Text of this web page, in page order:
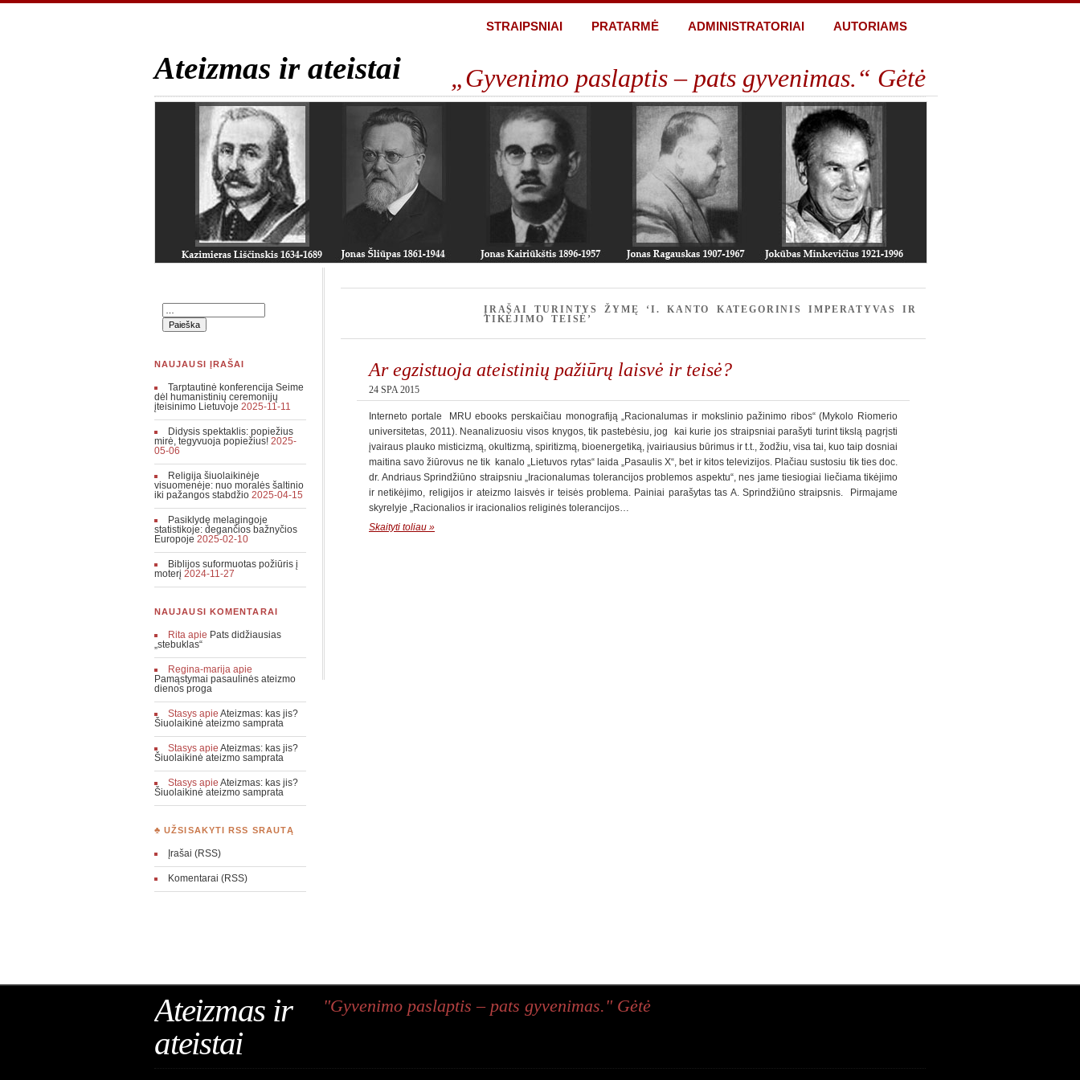
STRAIPSNIAI PRATARMĖ ADMINISTRATORIAI AUTORIAMS
Ateizmas ir ateistai „Gyvenimo paslaptis – pats gyvenimas.“ Gėtė
ĮRAŠAI TURINTYS ŽYMĘ ‘I. KANTO KATEGORINIS IMPERATYVAS IR
TIKĖJIMO TEISĖ’
Ar egzistuoja ateistinių pažiūrų laisvė ir teisė?
24 SPA 2015
Interneto portale MRU ebooks perskaičiau monografiją „Racionalumas ir mokslinio pažinimo ribos“ (Mykolo Riomerio
universitetas, 2011). Neanalizuosiu visos knygos, tik pastebėsiu, jog kai kurie jos straipsniai parašyti turint tikslą pagrįsti
įvairaus plauko misticizmą, okultizmą, spiritizmą, bioenergetiką, įvairiausius būrimus ir t.t., žodžiu, visa tai, kuo taip dosniai
maitina savo žiūrovus ne tik kanalo „Lietuvos rytas“ laida „Pasaulis X“, bet ir kitos televizijos. Plačiau sustosiu tik ties doc.
dr. Andriaus Sprindžiūno straipsniu „Iracionalumas tolerancijos problemos aspektu“, nes jame tiesiogiai liečiama tikėjimo
ir netikėjimo, religijos ir ateizmo laisvės ir teisės problema. Painiai parašytas tas A. Sprindžiūno straipsnis. Pirmajame
skyrelyje „Racionalios ir iracionalios religinės tolerancijos…
Skaityti toliau »
NAUJAUSI ĮRAŠAI
Tarptautinė konferencija Seime
dėl humanistinių ceremonijų
įteisinimo Lietuvoje 2025-11-11
Didysis spektaklis: popiežius
mirė, tegyvuoja popiežius! 2025-
05-06
Religija šiuolaikinėje
visuomenėje: nuo moralės šaltinio
iki pažangos stabdžio 2025-04-15
Pasiklydę melagingoje
statistikoje: degančios bažnyčios
Europoje 2025-02-10
Biblijos suformuotas požiūris į
moterį 2024-11-27
NAUJAUSI KOMENTARAI
Rita apie Pats didžiausias
„stebuklas“
Regina-marija apie
Pamąstymai pasaulinės ateizmo
dienos proga
Stasys apieAteizmas: kas jis?
Šiuolaikinė ateizmo samprata
Stasys apieAteizmas: kas jis?
Šiuolaikinė ateizmo samprata
Stasys apieAteizmas: kas jis?
Šiuolaikinė ateizmo samprata
♣ UŽSISAKYTI RSS SRAUTĄ
Įrašai (RSS)
Komentarai (RSS)
Ateizmas ir
ateistai
"Gyvenimo paslaptis – pats gyvenimas." Gėtė